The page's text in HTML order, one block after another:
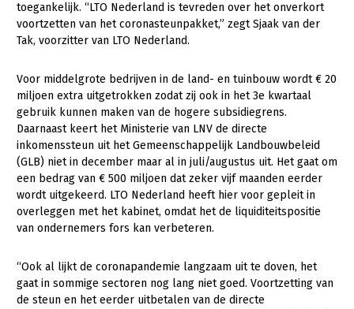
Sectoren
Dier
Geitenhouderij
Kalverhouderij
Konijnenhouderij
Melkveehouderij
Paardenhouderij
Schapenhouderij
Varkenshouderij
toegankelijk. “LTO Nederland is tevreden over het onverkort
voortzetten van het coronasteunpakket,” zegt Sjaak van der
Tak, voorzitter van LTO Nederland.
Voor middelgrote bedrijven in de land- en tuinbouw wordt € 20
miljoen extra uitgetrokken zodat zij ook in het 3e kwartaal
gebruik kunnen maken van de hogere subsidiegrens.
Daarnaast keert het Ministerie van LNV de directe
inkomenssteun uit het Gemeenschappelijk Landbouwbeleid
(GLB) niet in december maar al in juli/augustus uit. Het gaat om
een bedrag van € 500 miljoen dat zeker vijf maanden eerder
wordt uitgekeerd. LTO Nederland heeft hier voor gepleit in
overleggen met het kabinet, omdat het de liquiditeitspositie
van ondernemers fors kan verbeteren.
“Ook al lijkt de coronapandemie langzaam uit te doven, het
gaat in sommige sectoren nog lang niet goed. Voortzetting van
de steun en het eerder uitbetalen van de directe